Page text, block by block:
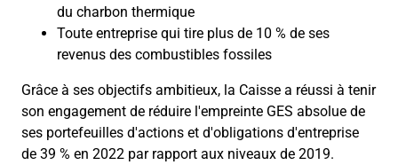
du charbon thermique
Toute entreprise qui tire plus de 10 % de ses
revenus des combustibles fossiles
Grâce à ses objectifs ambitieux, la Caisse a réussi à tenir
son engagement de réduire l'empreinte GES absolue de
ses portefeuilles d'actions et d'obligations d'entreprise
de 39 % en 2022 par rapport aux niveaux de 2019.